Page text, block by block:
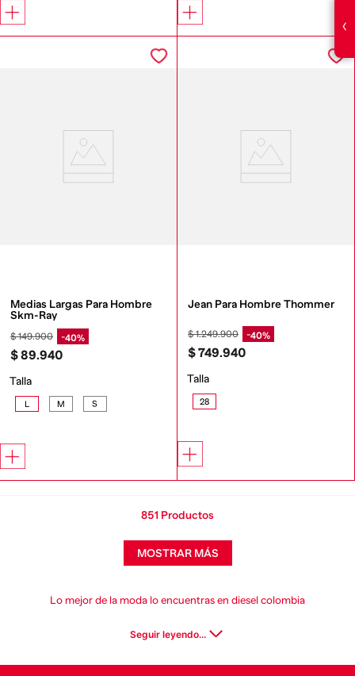
‹
Medias Largas Para Hombre
Skm-Ray
$149.900 40%
$89.940
Talla
L M S
Jean Para Hombre Thommer
$1.249.900 40%
$749.940
Talla
28
851 Productos
MOSTRAR MÁS
Lo mejor de la moda lo encuentras en diesel colombia
Seguir leyendo...